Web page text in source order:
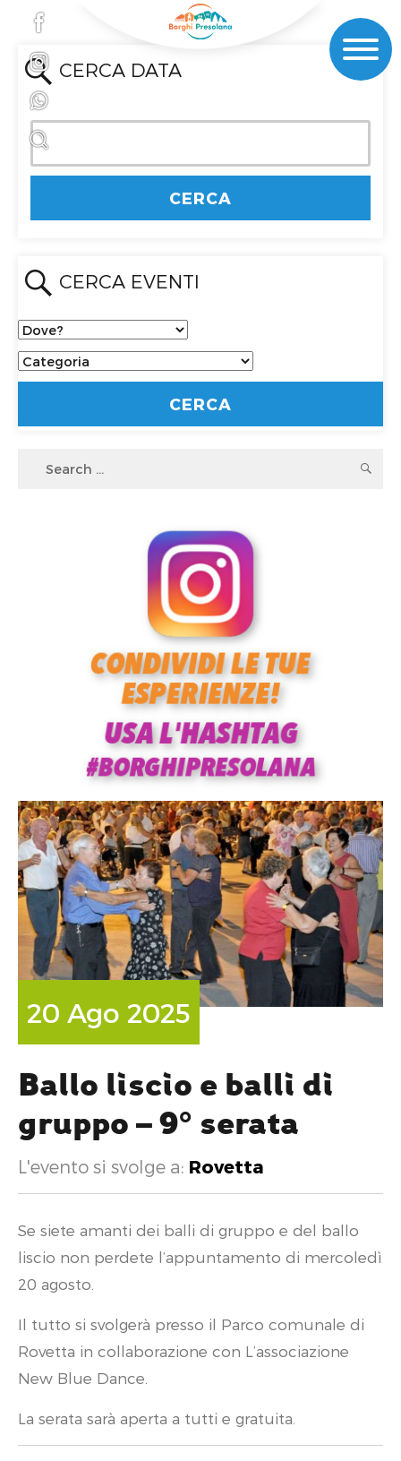
CERCA DATA
CERCA EVENTI
Dove?
Categoria
20 Ago 2025
Ballo liscio e balli di
gruppo – 9° serata
L'evento si svolge a: Rovetta
Se siete amanti dei balli di gruppo e del ballo
liscio non perdete l’appuntamento di mercoledì
20 agosto.
Il tutto si svolgerà presso il Parco comunale di
Rovetta in collaborazione con L’associazione
New Blue Dance.
La serata sarà aperta a tutti e gratuita.